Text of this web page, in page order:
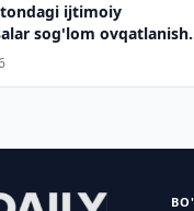
ijtimoiy
sog'lom ovqatlanish